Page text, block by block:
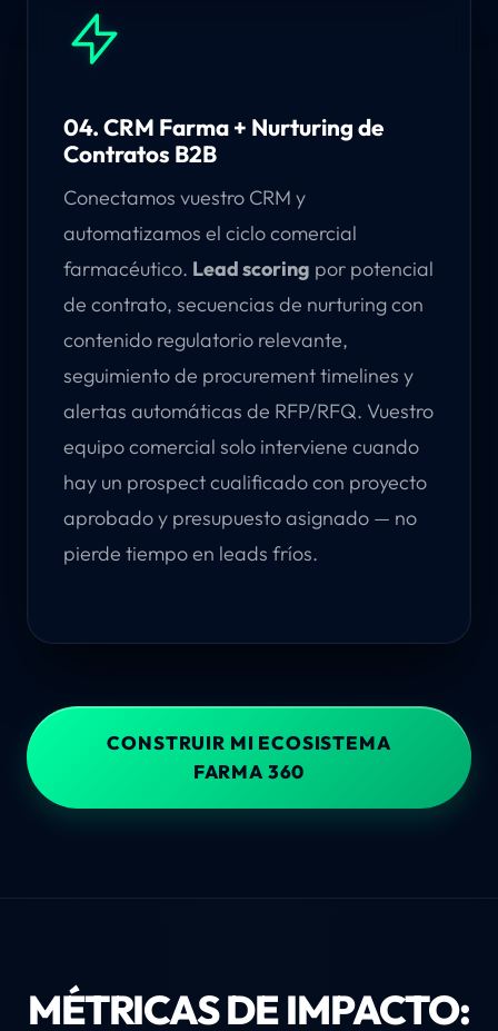
04. CRM Farma + Nurturing de
Contratos B2B
Conectamos vuestro CRM y
automatizamos el ciclo comercial
farmacéutico. Lead scoring por potencial
de contrato, secuencias de nurturing con
contenido regulatorio relevante,
seguimiento de procurement timelines y
alertas automáticas de RFP/RFQ. Vuestro
equipo comercial solo interviene cuando
hay un prospect cualificado con proyecto
aprobado y presupuesto asignado — no
pierde tiempo en leads fríos.
CONSTRUIR MI ECOSISTEMA
FARMA 360
MÉTRICAS DE IMPACTO: